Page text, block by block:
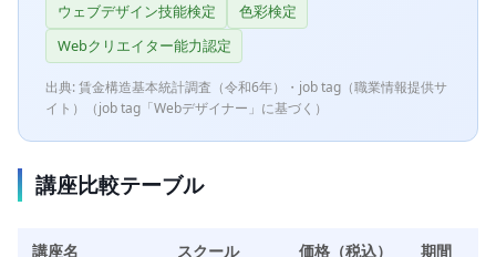
ウェブデザイン技能検定
色彩検定
Webクリエイター能力認定
出典: 賃金構造基本統計調査（令和6年）・job tag（職業情報提供サ
イト）（job tag「Webデザイナー」に基づく）
講座比較テーブル
講座名 スクール 価格（税込） 期間